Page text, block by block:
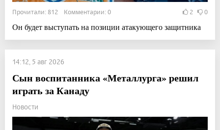
Прочитали: 812 Комментарии: 0 2 0
Он будет выступать на позиции атакующего защитника
14:12, 5 авг 2026
Сын воспитанника «Металлурга» решил
играть за Канаду
Новости